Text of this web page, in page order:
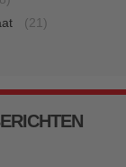
(21)